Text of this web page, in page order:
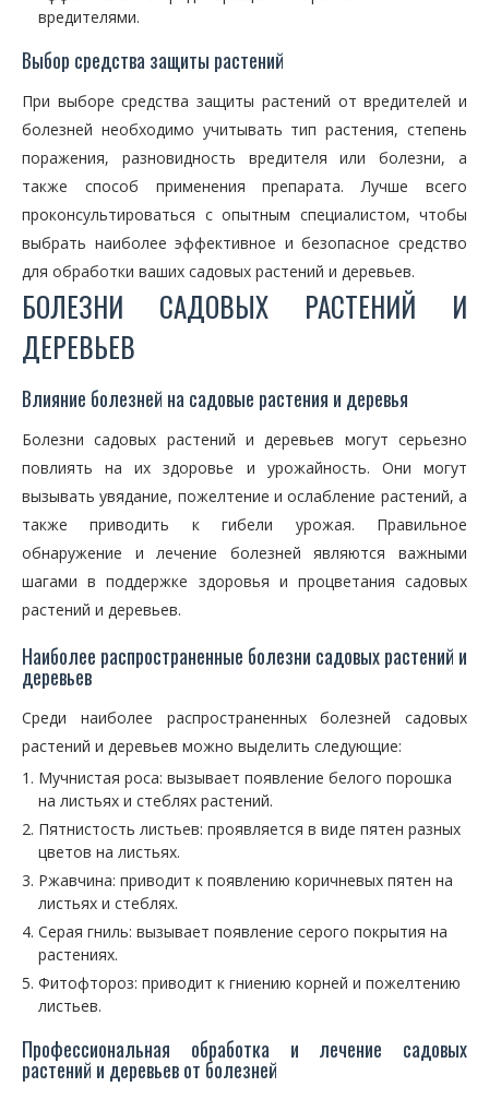
вредителями.
Выбор средства защиты растений
При выборе средства защиты растений от вредителей и
болезней необходимо учитывать тип растения, степень
поражения, разновидность вредителя или болезни, а
также способ применения препарата. Лучше всего
проконсультироваться с опытным специалистом, чтобы
выбрать наиболее эффективное и безопасное средство
для обработки ваших садовых растений и деревьев.
БОЛЕЗНИ САДОВЫХ РАСТЕНИЙ И
ДЕРЕВЬЕВ
Влияние болезней на садовые растения и деревья
Болезни садовых растений и деревьев могут серьезно
повлиять на их здоровье и урожайность. Они могут
вызывать увядание, пожелтение и ослабление растений, а
также приводить к гибели урожая. Правильное
обнаружение и лечение болезней являются важными
шагами в поддержке здоровья и процветания садовых
растений и деревьев.
Наиболее распространенные болезни садовых растений и
деревьев
Среди наиболее распространенных болезней садовых
растений и деревьев можно выделить следующие:
Мучнистая роса: вызывает появление белого порошка
на листьях и стеблях растений.
Пятнистость листьев: проявляется в виде пятен разных
цветов на листьях.
Ржавчина: приводит к появлению коричневых пятен на
листьях и стеблях.
Серая гниль: вызывает появление серого покрытия на
растениях.
Фитофтороз: приводит к гниению корней и пожелтению
листьев.
Профессиональная обработка и лечение садовых
растений и деревьев от болезней